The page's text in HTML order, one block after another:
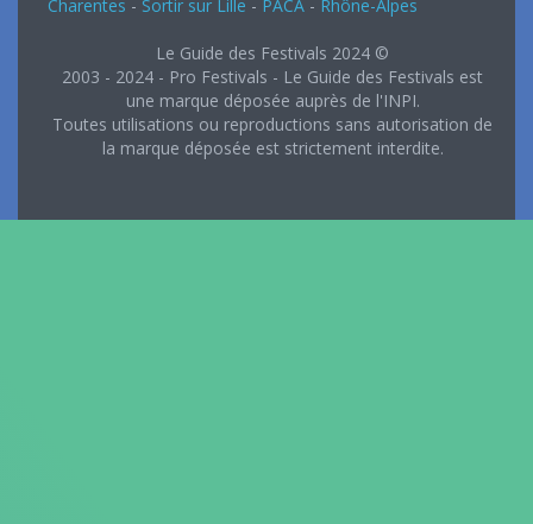
Charentes - Sortir sur Lille - PACA - Rhône-Alpes
Le Guide des Festivals 2024 ©
2003 - 2024 - Pro Festivals - Le Guide des Festivals est
une marque déposée auprès de l'INPI.
Toutes utilisations ou reproductions sans autorisation de
la marque déposée est strictement interdite.